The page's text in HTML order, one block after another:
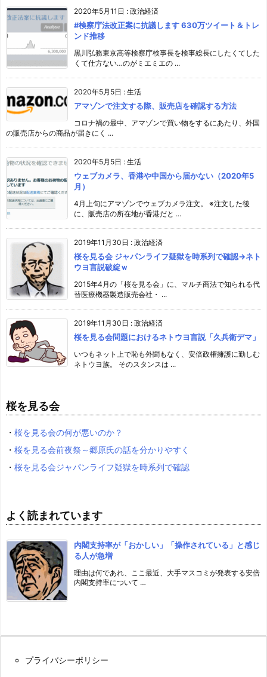
2020年5月11日 : 政治経済
#検察庁法改正案に抗議します 630万ツイート＆トレ
ンド推移
黒川弘務東京高等検察庁検事長を検事総長にしたくてした
くて仕方ない…のがミエミエの ...
2020年5月5日 : 生活
アマゾンで注文する際、販売店を確認する方法
コロナ禍の最中、アマゾンで買い物をするにあたり、外国
の販売店からの商品が届きにく ...
2020年5月5日 : 生活
ウェブカメラ、香港や中国から届かない（2020年5
月）
4月上旬にアマゾンでウェブカメラ注文。 ※注文した後
に、販売店の所在地が香港だと ...
2019年11月30日 : 政治経済
桜を見る会 ジャパンライフ疑獄を時系列で確認→ネト
ウヨ言説破綻ｗ
2015年4月の「桜を見る会」に、マルチ商法で知られる代
替医療機器製造販売会社・ ...
2019年11月30日 : 政治経済
桜を見る会問題におけるネトウヨ言説「久兵衛デマ」
いつもネット上で恥も外聞もなく、安倍政権擁護に勤しむ
ネトウヨ族。 そのスタンスは ...
桜を見る会
・ 桜を見る会の何が悪いのか？
・ 桜を見る会前夜祭～郷原氏の話を分かりやすく
・ 桜を見る会ジャパンライフ疑獄を時系列で確認
よく読まれています
内閣支持率が「おかしい」「操作されている」と感じ
る人が急増
理由は何であれ、ここ最近、大手マスコミが発表する安倍
内閣支持率について …
プライバシーポリシー